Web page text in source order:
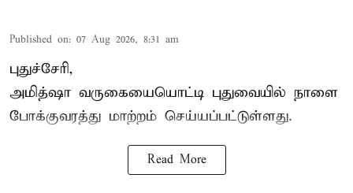
Published on: 07 Aug 2026, 8:31 am
புதுச்சேரி,
அமித்ஷா வருகையையொட்டி புதுவையில் நாளை
போக்குவரத்து மாற்றம் செய்யப்பட்டுள்ளது.
Read More